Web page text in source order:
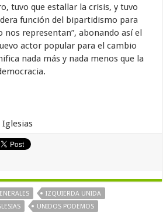
tuvo que estallar la crisis, y tuvo
función del bipartidismo para
nos representan”, abonando así el
actor popular para el cambio
nada más y nada menos que la
IZQUIERDA UNIDA
UNIDOS PODEMOS